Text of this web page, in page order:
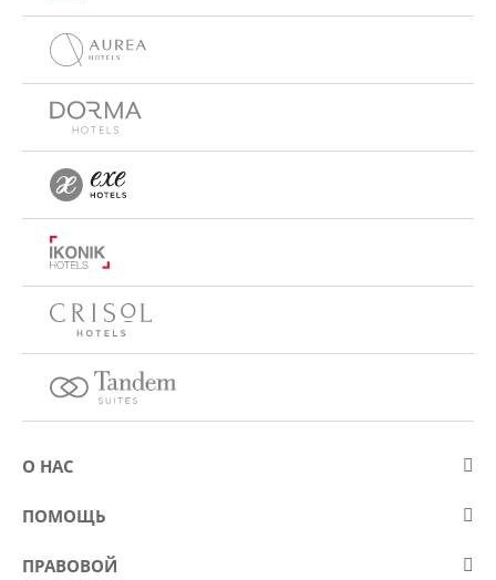
О НАС
О компании Eurostars Hotel Company
ПОМОЩЬ
Контакт
ПРАВОВОЙ